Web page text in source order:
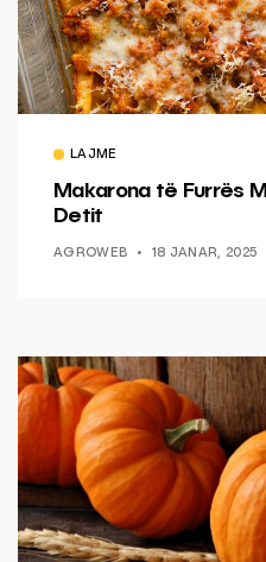
LAJME
Makarona të Furrës
Detit
AGROWEB 18 JANAR, 2025